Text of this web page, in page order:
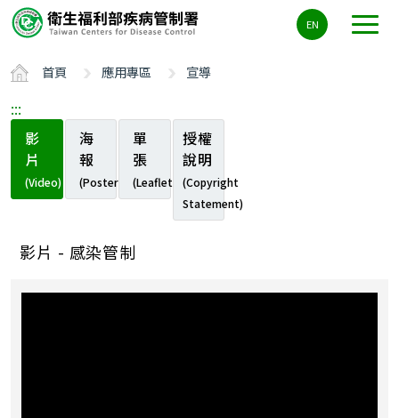
要
容
ALT+C
EN
首頁 應用專區 宣導
:::
影
片
(Video)
海
報
(Poster)
單
張
(Leaflet)
授權
說明
(Copyright
Statement)
影片 - 感染管制